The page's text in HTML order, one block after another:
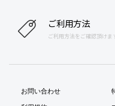
ご利用方法
ご利用方法をご確認頂けま
お問い合わせ